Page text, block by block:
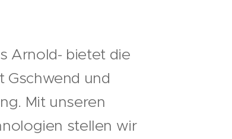
Arnold- bietet die
Gschwend und
Mit unseren
stellen wir